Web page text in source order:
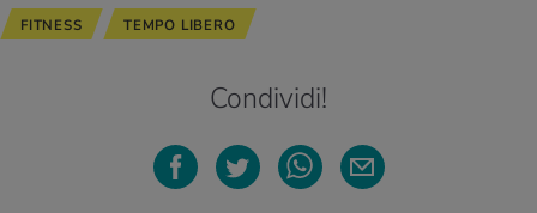
FITNESS TEMPO LIBERO
Condividi!